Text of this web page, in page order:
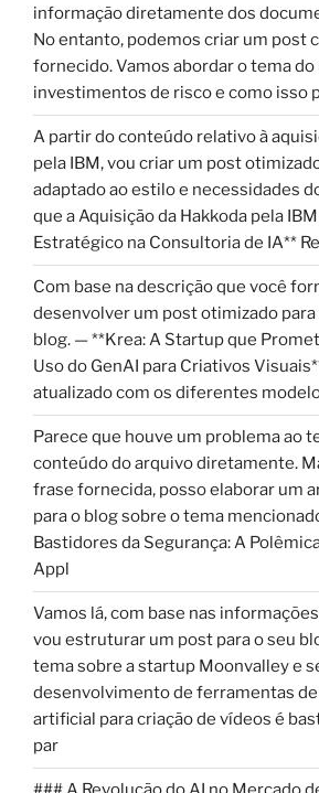
informação diretamente dos
No entanto, podemos criar um post
fornecido. Vamos abordar o tema do
investimentos de risco e como isso
A partir do conteúdo relativo à
pela IBM, vou criar um post
adaptado ao estilo e necessidades
que a Aquisição da Hakkoda pela
Estratégico na Consultoria de IA**
Com base na descrição que você
desenvolver um post otimizado para
blog. — **Krea: A Startup que
Uso do GenAI para Criativos
atualizado com os diferentes
Parece que houve um problema ao
conteúdo do arquivo diretamente.
frase fornecida, posso elaborar um
para o blog sobre o tema
Bastidores da Segurança: A
Appl
Vamos lá, com base nas
vou estruturar um post para o seu
tema sobre a startup Moonvalley e
desenvolvimento de ferramentas
artificial para criação de vídeos é
par